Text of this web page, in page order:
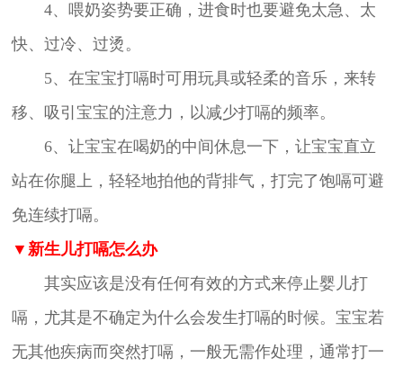
4、喂奶姿势要正确，进食时也要避免太急、太
快、过冷、过烫。
5、在宝宝打嗝时可用玩具或轻柔的音乐，来转
移、吸引宝宝的注意力，以减少打嗝的频率。
6、让宝宝在喝奶的中间休息一下，让宝宝直立
站在你腿上，轻轻地拍他的背排气，打完了饱嗝可避
免连续打嗝。
▼新生儿打嗝怎么办
其实应该是没有任何有效的方式来停止婴儿打
嗝，尤其是不确定为什么会发生打嗝的时候。宝宝若
无其他疾病而突然打嗝，一般无需作处理，通常打一